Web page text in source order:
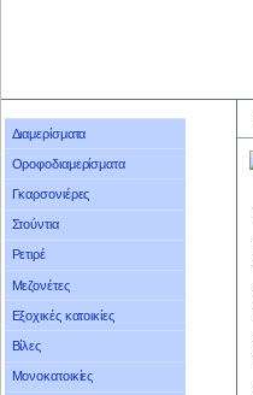
Διαμερίσματα
Οροφοδιαμερίσματα
Γκαρσονιέρες
Στούντια
Ρετιρέ
Μεζονέτες
Εξοχικές κατοικίες
Βίλες
Μονοκατοικίες